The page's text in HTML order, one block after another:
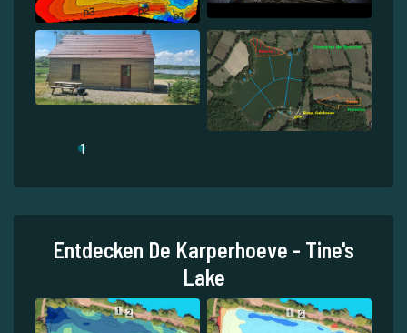
1
Entdecken De Karperhoeve - Tine's
Lake